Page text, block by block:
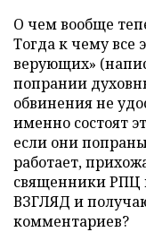
О чем вообще
Тогда к чему все
верующих»
попрании
обвинения не
именно состоят
если они
работает,
священники РПЦ
ВЗГЛЯД и
комментариев?